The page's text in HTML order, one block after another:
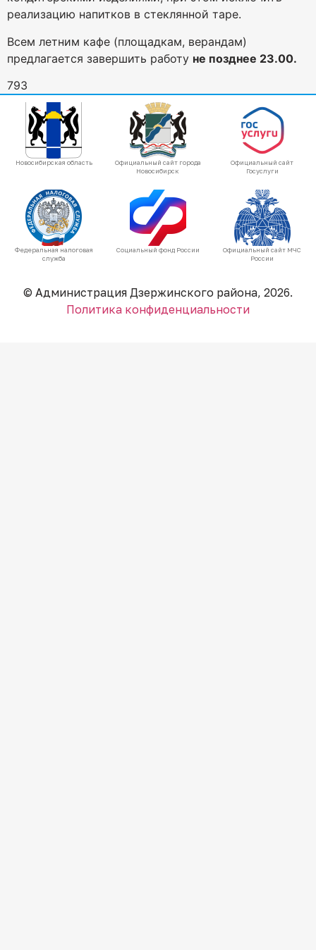
реализацию напитков в стеклянной таре.
Всем летним кафе (площадкам, верандам)
предлагается завершить работу не позднее 23.00.
793
Новосибирская область
Официальный сайт города
Новосибирск
Официальный сайт
Госуслуги
Федеральная налоговая
служба
Социальный фонд России
Официальный сайт МЧС
России
© Администрация Дзержинского района, 2026.
Политика конфиденциальности